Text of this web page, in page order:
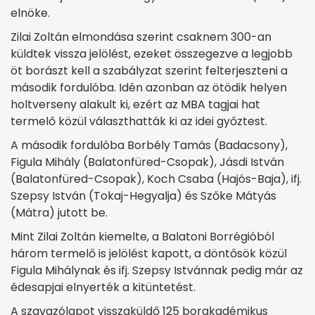
elnöke.
Zilai Zoltán elmondása szerint csaknem 300-an
küldtek vissza jelölést, ezeket összegezve a legjobb
öt borászt kell a szabályzat szerint felterjeszteni a
második fordulóba. Idén azonban az ötödik helyen
holtverseny alakult ki, ezért az MBA tagjai hat
termelő közül választhatták ki az idei győztest.
A második fordulóba Borbély Tamás (Badacsony),
Figula Mihály (Balatonfüred-Csopak), Jásdi István
(Balatonfüred-Csopak), Koch Csaba (Hajós-Baja), ifj.
Szepsy István (Tokaj-Hegyalja) és Szőke Mátyás
(Mátra) jutott be.
Mint Zilai Zoltán kiemelte, a Balatoni Borrégióból
három termelő is jelölést kapott, a döntősök közül
Figula Mihálynak és ifj. Szepsy Istvánnak pedig már az
édesapjai elnyerték a kitüntetést.
A szavazólapot visszaküldő 125 borakadémikus